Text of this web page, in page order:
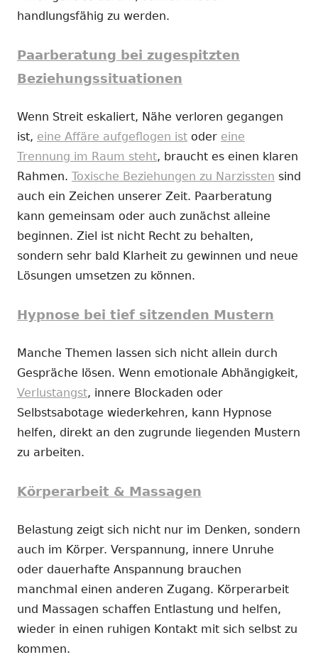
handlungsfähig zu werden.
Paarberatung bei zugespitzten
Beziehungssituationen
Wenn Streit eskaliert, Nähe verloren gegangen
ist, eine Affäre aufgeflogen ist oder eine
Trennung im Raum steht, braucht es einen klaren
Rahmen. Toxische Beziehungen zu Narzissten sind
auch ein Zeichen unserer Zeit. Paarberatung
kann gemeinsam oder auch zunächst alleine
beginnen. Ziel ist nicht Recht zu behalten,
sondern sehr bald Klarheit zu gewinnen und neue
Lösungen umsetzen zu können.
Hypnose bei tief sitzenden Mustern
Manche Themen lassen sich nicht allein durch
Gespräche lösen. Wenn emotionale Abhängigkeit,
Verlustangst, innere Blockaden oder
Selbstsabotage wiederkehren, kann Hypnose
helfen, direkt an den zugrunde liegenden Mustern
zu arbeiten.
Körperarbeit & Massagen
Belastung zeigt sich nicht nur im Denken, sondern
auch im Körper. Verspannung, innere Unruhe
oder dauerhafte Anspannung brauchen
manchmal einen anderen Zugang. Körperarbeit
und Massagen schaffen Entlastung und helfen,
wieder in einen ruhigen Kontakt mit sich selbst zu
kommen.